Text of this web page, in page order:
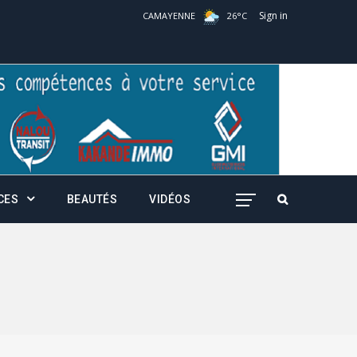
CAMAYENNE 26°C Sign in
BEAUTÉS VIDÉOS